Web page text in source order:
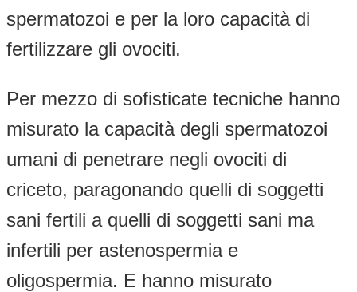
spermatozoi e per la loro capacità di
fertilizzare gli ovociti.
Per mezzo di sofisticate tecniche hanno
misurato la capacità degli spermatozoi
umani di penetrare negli ovociti di
criceto, paragonando quelli di soggetti
sani fertili a quelli di soggetti sani ma
infertili per astenospermia e
oligospermia. E hanno misurato